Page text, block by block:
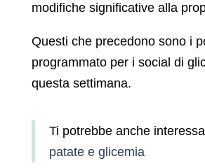
modifiche significative alla
Questi che precedono sono i
programmato per i social di
questa settimana.
Ti potrebbe anche
patate e glicemia